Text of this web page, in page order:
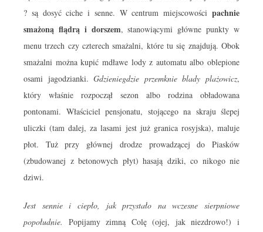
? są dosyć ciche i senne. W centrum miejscowości pachnie
smażoną flądrą i dorszem, stanowiącymi główne punkty w
menu trzech czy czterech smażalni, które tu się znajdują. Obok
smażalni można kupić mdławe lody z automatu albo oblepione
osami jagodzianki.Gdzieniegdzie przemknie blady plażowicz,
który właśnie rozpoczął sezon albo rodzina obładowana
pontonami. Właściciel pensjonatu, stojącego na skraju ślepej
uliczki (tam dalej, za lasami jest już granica rosyjska), maluje
płot. Tuż przy głównej drodze prowadzącej do Piasków
(zbudowanej z betonowych płyt) hasają dziki, co nikogo nie
dziwi.
Jest sennie i ciepło, jak przystało na wczesne sierpniowe
popołudnie.
Popijamy zimną Colę (ojej, jak niezdrowo!) i